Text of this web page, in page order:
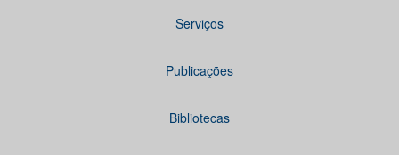
Serviços
Publicações
Bibliotecas